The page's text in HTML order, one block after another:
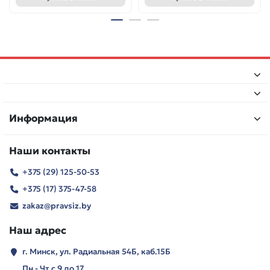
Информация
Наши контакты
+375 (29) 125-50-53
+375 (17) 375-47-58
zakaz@pravsiz.by
Наш адрес
г. Минск, ул. Радиальная 54Б, каб.15Б